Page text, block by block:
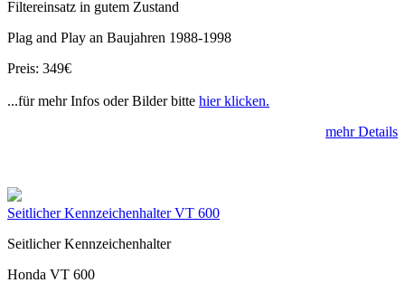
Filtereinsatz in gutem Zustand
Plag and Play an Baujahren 1988-1998
Preis: 349€
...für mehr Infos oder Bilder bitte hier klicken.
mehr Details
Seitlicher Kennzeichenhalter VT 600
Seitlicher Kennzeichenhalter
Honda VT 600